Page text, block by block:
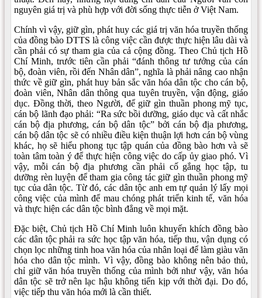
nguyên giá trị và phù hợp với đời sống thực tiễn ở Việt Nam.
Chính vì vậy, giữ gìn, phát huy các giá trị văn hóa truyền thống
của đồng bào DTTS là công việc cần được thực hiện lâu dài và
cần phải có sự tham gia của cả cộng đồng. Theo Chủ tịch Hồ
Chí Minh, trước tiên cần phải “đánh thông tư tưởng của cán
bộ, đoàn viên, rồi đến Nhân dân”, nghĩa là phải nâng cao nhận
thức về giữ gìn, phát huy bản sắc văn hóa dân tộc cho cán bộ,
đoàn viên, Nhân dân thông qua tuyên truyền, vận động, giáo
dục. Đồng thời, theo Người, để giữ gìn thuần phong mỹ tục,
cán bộ lãnh đạo phải: “Ra sức bồi dưỡng, giáo dục và cất nhắc
cán bộ địa phương, cán bộ dân tộc” bởi cán bộ địa phương,
cán bộ dân tộc sẽ có nhiều điều kiện thuận lợi hơn cán bộ vùng
khác, họ sẽ hiểu phong tục tập quán của đồng bào hơn và sẽ
toàn tâm toàn ý để thực hiện công việc do cấp ủy giao phó. Vì
vậy, mỗi cán bộ địa phương cần phải cố gắng học tập, tu
dưỡng rèn luyện để tham gia công tác giữ gìn thuần phong mỹ
tục của dân tộc. Từ đó, các dân tộc anh em tự quản lý lấy mọi
công việc của mình để mau chóng phát triển kinh tế, văn hóa
và thực hiện các dân tộc bình đẳng về mọi mặt.
Đặc biệt, Chủ tịch Hồ Chí Minh luôn khuyến khích đồng bào
các dân tộc phải ra sức học tập văn hóa, tiếp thu, vận dụng có
chọn lọc những tinh hoa văn hóa của nhân loại để làm giàu văn
hóa cho dân tộc mình. Vì vậy, đồng bào không nên bảo thủ,
chỉ giữ văn hóa truyền thống của mình bởi như vậy, văn hóa
dân tộc sẽ trở nên lạc hậu không tiến kịp với thời đại. Do đó,
việc tiếp thu văn hóa mới là cần thiết.